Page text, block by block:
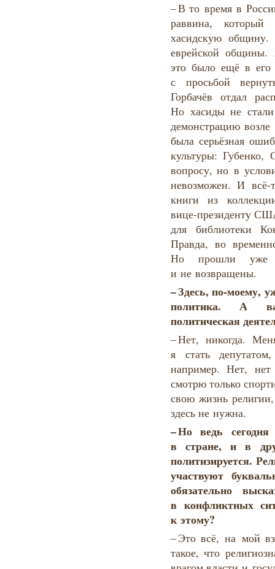
– В то время в
раввина, который
хасидскую
еврейской общины.
это было ещё в его
с просьбой
Горбачёв отдал
Но хасиды не стали
демонстрацию
была серьёзная
культуры:
вопросу, но в
невозможен. И всё-
книги из
вице-президенту
для библиотеки
Правда, во
Но прошли уже
и не возвращены.
–Здесь,по-моему,
политика. А
политическая
– Нет, никогда.
я стать
например. Нет,
смотрю только
свою жизнь
здесь не нужна.
–Но ведь сегодня
в стране, и в
политизируется.
участвуют
обязательно
в конфликтных
к этому?
– Это всё, на мой
такое, что